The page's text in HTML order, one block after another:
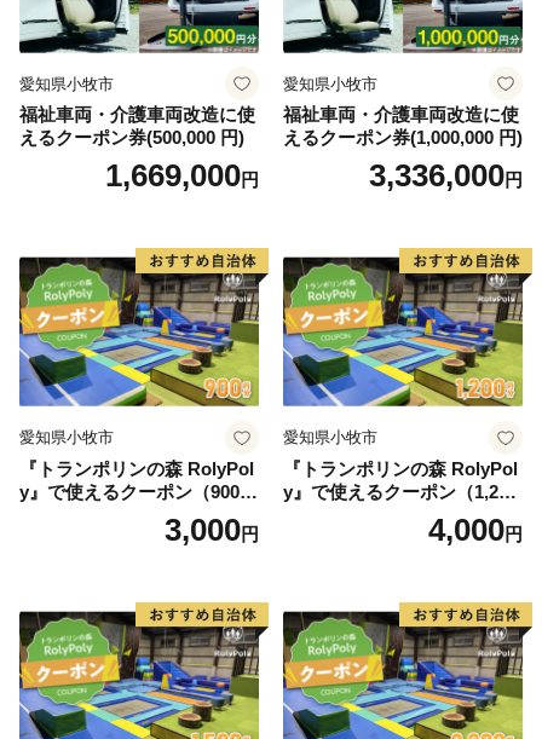
愛知県小牧市
福祉車両・介護車両改造に使
えるクーポン券(500,000 円)
1,669,000円
愛知県小牧市
福祉車両・介護車両改造に使
えるクーポン券(1,000,000 円)
3,336,000円
愛知県小牧市
『トランポリンの森 RolyPol
y』で使えるクーポン（900
3,000円
愛知県小牧市
『トランポリンの森 RolyPol
y』で使えるクーポン（1,200
4,000円